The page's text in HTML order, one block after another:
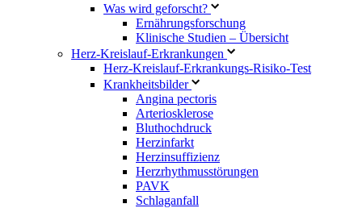
Was wird geforscht?
Ernährungsforschung
Klinische Studien – Übersicht
Herz-Kreislauf-Erkrankungen
Herz-Kreislauf-Erkrankungs-Risiko-Test
Krankheitsbilder
Angina pectoris
Arteriosklerose
Bluthochdruck
Herzinfarkt
Herzinsuffizienz
Herzrhythmusstörungen
PAVK
Schlaganfall